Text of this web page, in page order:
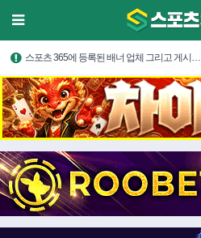
스포츠 365에 등록된 배너 업체 그리고 게시…